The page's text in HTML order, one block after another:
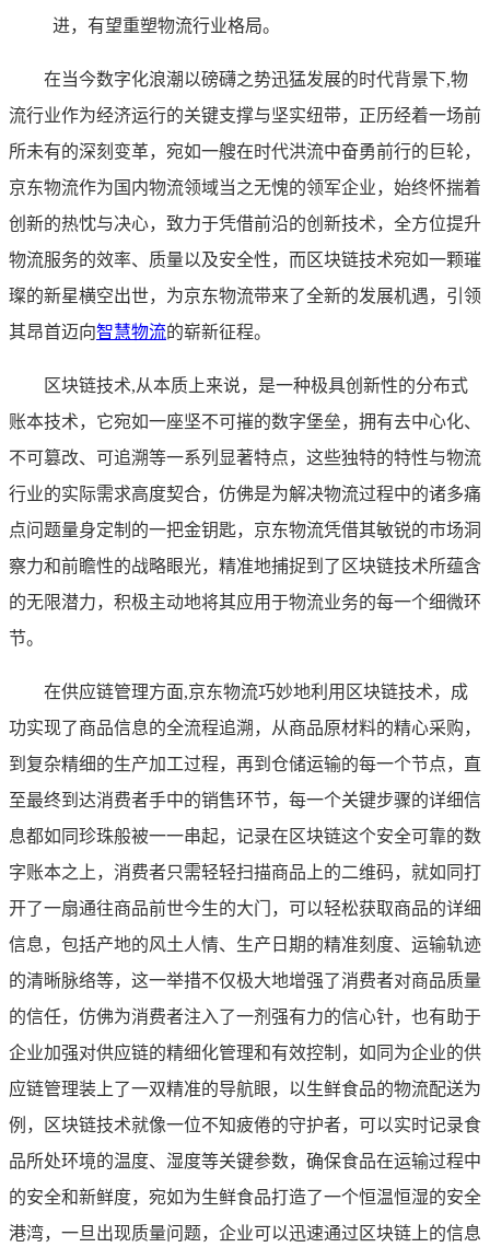
进，有望重塑物流行业格局。
在当今数字化浪潮以磅礴之势迅猛发展的时代背景下,物
流行业作为经济运行的关键支撑与坚实纽带，正历经着一场前
所未有的深刻变革，宛如一艘在时代洪流中奋勇前行的巨轮，
京东物流作为国内物流领域当之无愧的领军企业，始终怀揣着
创新的热忱与决心，致力于凭借前沿的创新技术，全方位提升
物流服务的效率、质量以及安全性，而区块链技术宛如一颗璀
璨的新星横空出世，为京东物流带来了全新的发展机遇，引领
其昂首迈向智慧物流的崭新征程。
区块链技术,从本质上来说，是一种极具创新性的分布式
账本技术，它宛如一座坚不可摧的数字堡垒，拥有去中心化、
不可篡改、可追溯等一系列显著特点，这些独特的特性与物流
行业的实际需求高度契合，仿佛是为解决物流过程中的诸多痛
点问题量身定制的一把金钥匙，京东物流凭借其敏锐的市场洞
察力和前瞻性的战略眼光，精准地捕捉到了区块链技术所蕴含
的无限潜力，积极主动地将其应用于物流业务的每一个细微环
节。
在供应链管理方面,京东物流巧妙地利用区块链技术，成
功实现了商品信息的全流程追溯，从商品原材料的精心采购，
到复杂精细的生产加工过程，再到仓储运输的每一个节点，直
至最终到达消费者手中的销售环节，每一个关键步骤的详细信
息都如同珍珠般被一一串起，记录在区块链这个安全可靠的数
字账本之上，消费者只需轻轻扫描商品上的二维码，就如同打
开了一扇通往商品前世今生的大门，可以轻松获取商品的详细
信息，包括产地的风土人情、生产日期的精准刻度、运输轨迹
的清晰脉络等，这一举措不仅极大地增强了消费者对商品质量
的信任，仿佛为消费者注入了一剂强有力的信心针，也有助于
企业加强对供应链的精细化管理和有效控制，如同为企业的供
应链管理装上了一双精准的导航眼，以生鲜食品的物流配送为
例，区块链技术就像一位不知疲倦的守护者，可以实时记录食
品所处环境的温度、湿度等关键参数，确保食品在运输过程中
的安全和新鲜度，宛如为生鲜食品打造了一个恒温恒湿的安全
港湾，一旦出现质量问题，企业可以迅速通过区块链上的信息